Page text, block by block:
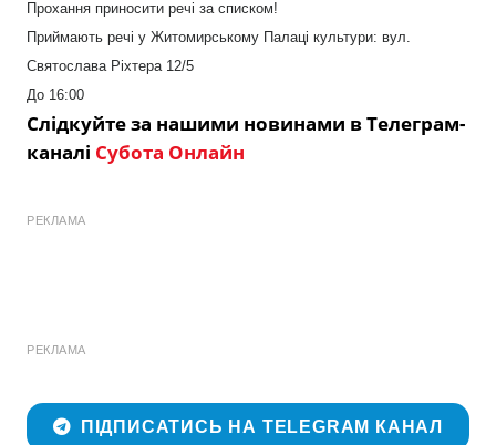
Прохання приносити речі за списком!
Приймають речі у Житомирському Палаці культури: вул.
Святослава Ріхтера 12/5
До 16:00
Слідкуйте за нашими новинами в Телеграм-
каналі Субота Онлайн
РЕКЛАМА
РЕКЛАМА
ПІДПИСАТИСЬ НА TELEGRAM КАНАЛ